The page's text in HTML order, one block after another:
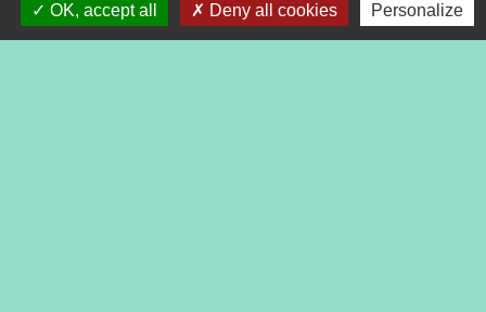
Contacts
OK, accept all
Deny all cookies Personalize